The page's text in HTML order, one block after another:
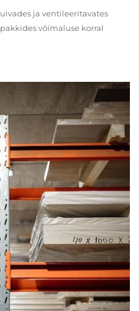
ja ventileeritavates
võimaluse korral